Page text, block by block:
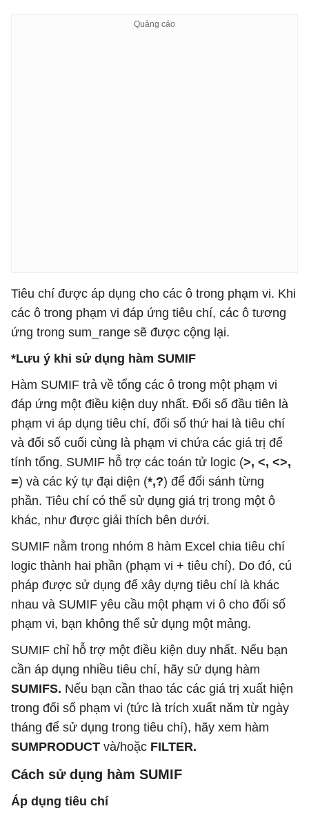
Tiêu chí được áp dụng cho các ô trong phạm vi. Khi
các ô trong phạm vi đáp ứng tiêu chí, các ô tương
ứng trong sum_range sẽ được cộng lại.
*Lưu ý khi sử dụng hàm SUMIF
Hàm SUMIF trả về tổng các ô trong một phạm vi
đáp ứng một điều kiện duy nhất. Đối số đầu tiên là
phạm vi áp dụng tiêu chí, đối số thứ hai là tiêu chí
và đối số cuối cùng là phạm vi chứa các giá trị để
tính tổng. SUMIF hỗ trợ các toán tử logic (>, <, <>,
=) và các ký tự đại diện (*,?) để đối sánh từng
phần. Tiêu chí có thể sử dụng giá trị trong một ô
khác, như được giải thích bên dưới.
SUMIF nằm trong nhóm 8 hàm Excel chia tiêu chí
logic thành hai phần (phạm vi + tiêu chí). Do đó, cú
pháp được sử dụng để xây dựng tiêu chí là khác
nhau và SUMIF yêu cầu một phạm vi ô cho đối số
phạm vi, bạn không thể sử dụng một mảng.
SUMIF chỉ hỗ trợ một điều kiện duy nhất. Nếu bạn
cần áp dụng nhiều tiêu chí, hãy sử dụng hàm
SUMIFS. Nếu bạn cần thao tác các giá trị xuất hiện
trong đối số phạm vi (tức là trích xuất năm từ ngày
tháng để sử dụng trong tiêu chí), hãy xem hàm
SUMPRODUCT và/hoặc FILTER.
Cách sử dụng hàm SUMIF
Áp dụng tiêu chí